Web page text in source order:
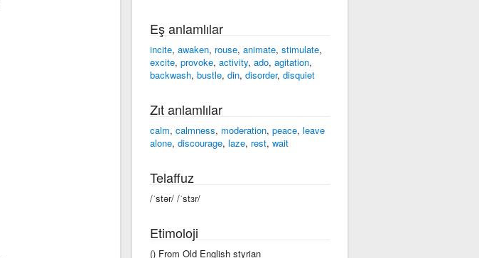
Eş anlamlılar
incite, awaken, rouse, animate, stimulate,
excite, provoke, activity, ado, agitation,
backwash, bustle, din, disorder, disquiet
Zıt anlamlılar
calm, calmness, moderation, peace, leave
alone, discourage, laze, rest, wait
Telaffuz
/ˈstər/ /ˈstɜr/
Etimoloji
() From Old English styrian